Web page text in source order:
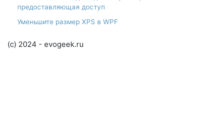
предоставляющая доступ
Уменьшите размер XPS в WPF
(c) 2024 - evogeek.ru